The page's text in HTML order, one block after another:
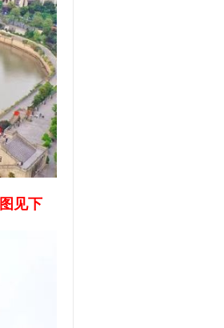
见下